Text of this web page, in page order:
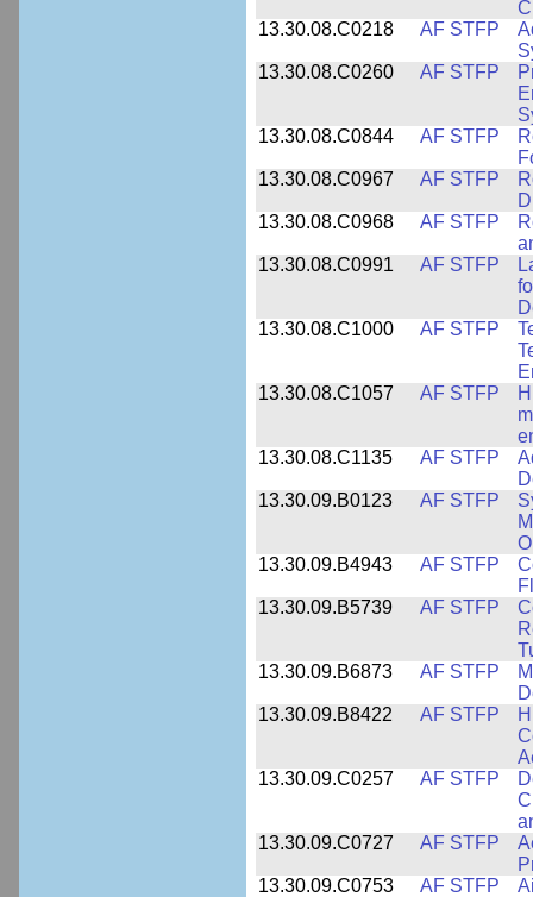
13.30.08.C0218
AF STFP
13.30.08.C0260
AF STFP
13.30.08.C0844
AF STFP
13.30.08.C0967
AF STFP
13.30.08.C0968
AF STFP
13.30.08.C0991
AF STFP
13.30.08.C1000
AF STFP
13.30.08.C1057
AF STFP
13.30.08.C1135
AF STFP
13.30.09.B0123
AF STFP
13.30.09.B4943
AF STFP
13.30.09.B5739
AF STFP
13.30.09.B6873
AF STFP
13.30.09.B8422
AF STFP
13.30.09.C0257
AF STFP
13.30.09.C0727
AF STFP
13.30.09.C0753
AF STFP